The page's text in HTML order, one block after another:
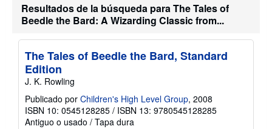
Resultados de la búsqueda para The Tales of
Beedle the Bard: A Wizarding Classic from...
The Tales of Beedle the Bard, Standard
Edition
J. K. Rowling
Publicado por Children's High Level Group, 2008
ISBN 10: 0545128285 / ISBN 13: 9780545128285
Antiguo o usado / Tapa dura